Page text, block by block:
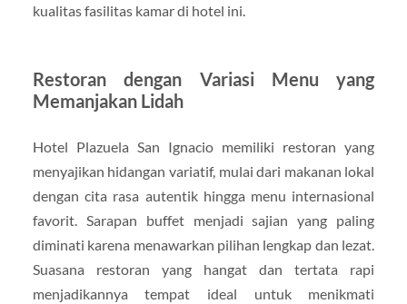
kualitas fasilitas kamar di hotel ini.
Restoran dengan Variasi Menu yang
Memanjakan Lidah
Hotel Plazuela San Ignacio memiliki restoran yang
menyajikan hidangan variatif, mulai dari makanan lokal
dengan cita rasa autentik hingga menu internasional
favorit. Sarapan buffet menjadi sajian yang paling
diminati karena menawarkan pilihan lengkap dan lezat.
Suasana restoran yang hangat dan tertata rapi
menjadikannya tempat ideal untuk menikmati